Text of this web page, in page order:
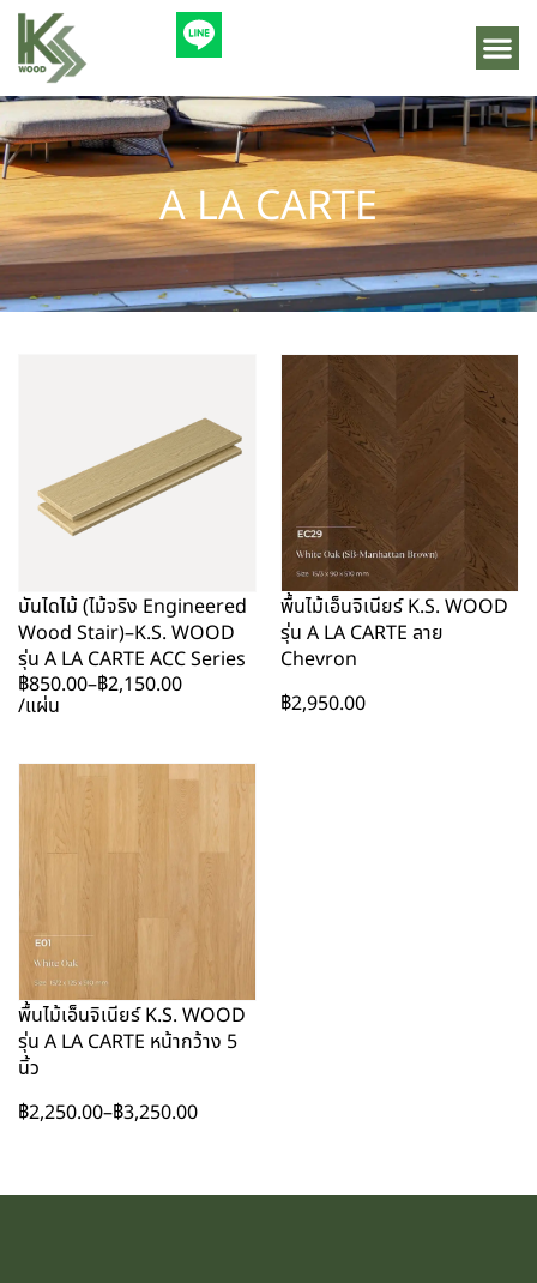
A LA CARTE
บันไดไม้ (ไม้จริง Engineered
Wood Stair)–K.S. WOOD
รุ่น A LA CARTE ACC Series
฿850.00–฿2,150.00
/แผ่น
พื้นไม้เอ็นจิเนียร์ K.S. WOOD
รุ่น A LA CARTE ลาย
Chevron
฿2,950.00
พื้นไม้เอ็นจิเนียร์ K.S. WOOD
รุ่น A LA CARTE หน้ากว้าง 5
นิ้ว
฿2,250.00–฿3,250.00